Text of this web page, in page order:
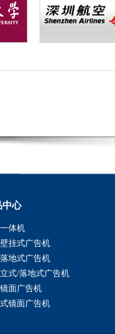
、厨房、酒店、宾馆...
寸落地式镜面广告机
式智能魔镜 酒店镜面
能镜子
式/落地式 有多种应用场景：客厅、
、厨房、酒店、宾馆...
MORE+
中心
体机
挂式广告机
地式广告机
式/落地式广告机
面广告机
镜面广告机